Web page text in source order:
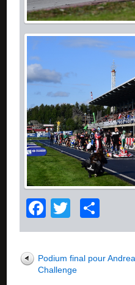
Facebook
Twitter
Podium final pour
Challenge